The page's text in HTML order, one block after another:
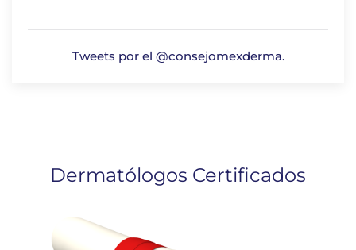
Tweets por el @consejomexderma.
Dermatólogos Certificados